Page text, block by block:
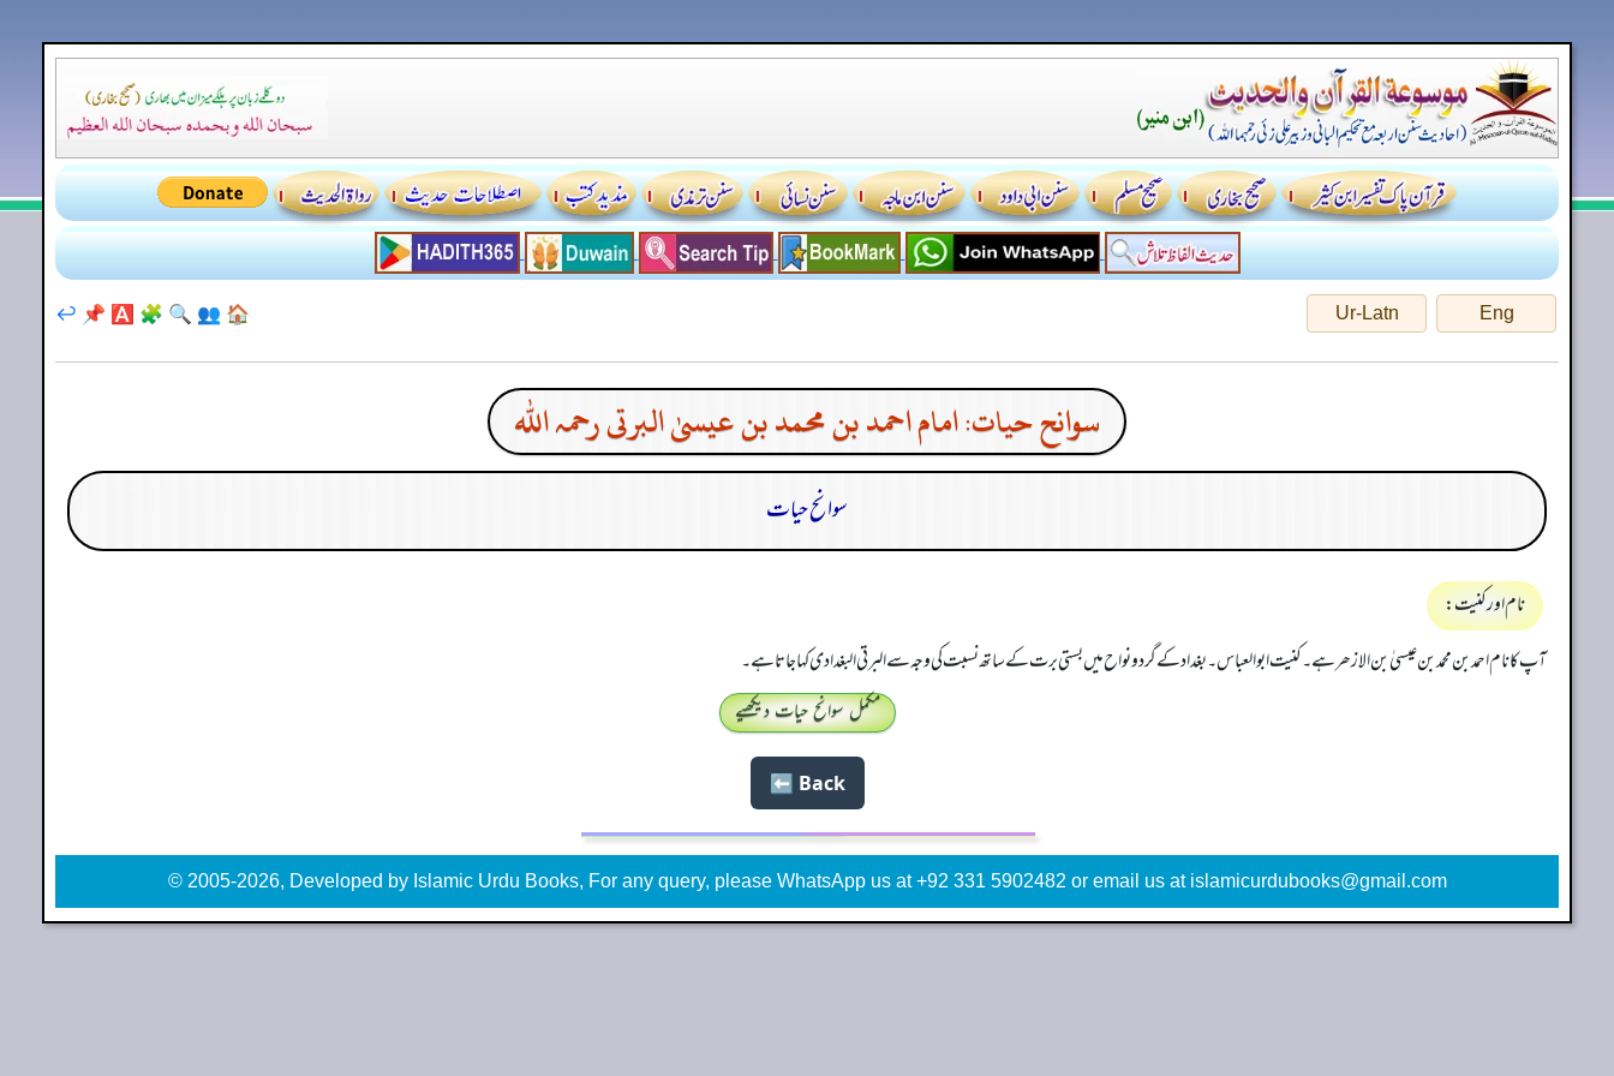
Eng
Ur-Latn
🏠
👥
🔍
🧩
🅰️
📌
↩️
سوانح حیات: امام احمد بن محمد بن عیسیٰ البرتی رحمہ اللہ
سوانح حیات​
نام اور کنیت:
آپ کا نام احمد بن محمد بن عیسیٰ بن الازھر ہے۔ کنیت ابو العباس۔ بغداد کے گرد و نواح میں بستی برت کے ساتھ نسبت کی وجہ سے البرتی البغدادی کہا جاتا ہے۔
مکمل سوانح حیات دیکھیے
Back ⬅️
© 2005-2026, Developed by Islamic Urdu Books, For any query, please WhatsApp us at +92 331 5902482 or email us at islamicurdubooks@gmail.com